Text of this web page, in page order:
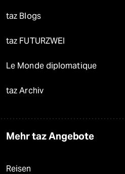
taz Blogs
taz FUTURZWEI
Le Monde diplomatique
taz Archiv
Mehr taz Angebote
Reisen